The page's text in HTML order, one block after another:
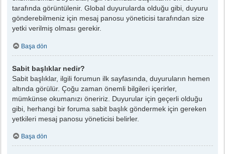
tarafında görüntülenir. Global duyurularda olduğu gibi, duyuru
gönderebilmeniz için mesaj panosu yöneticisi tarafından size
yetki verilmiş olması gerekir.
Başa dön
Sabit başlıklar nedir?
Sabit başlıklar, ilgili forumun ilk sayfasında, duyuruların hemen
altında görülür. Çoğu zaman önemli bilgileri içerirler,
mümkünse okumanızı öneririz. Duyurular için geçerli olduğu
gibi, herhangi bir foruma sabit başlık göndermek için gereken
yetkileri mesaj panosu yöneticisi belirler.
Başa dön